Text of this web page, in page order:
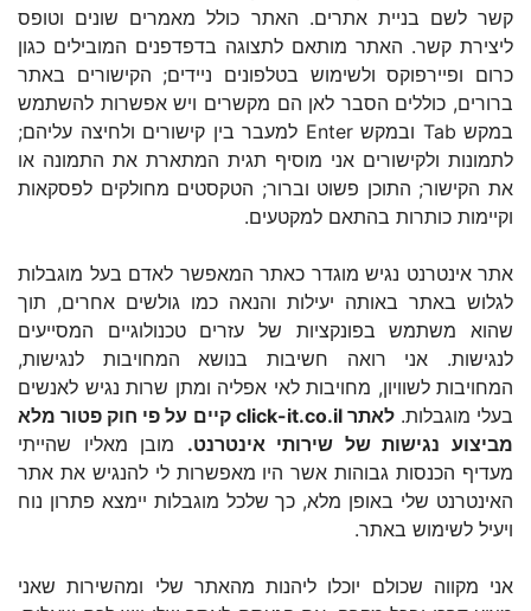
קשר לשם בניית אתרים. האתר כולל מאמרים שונים וטופס
ליצירת קשר. האתר מותאם לתצוגה בדפדפנים המובילים כגון
כרום ופיירפוקס ולשימוש בטלפונים ניידים; הקישורים באתר
ברורים, כוללים הסבר לאן הם מקשרים ויש אפשרות להשתמש
במקש Tab ובמקש Enter למעבר בין קישורים ולחיצה עליהם;
לתמונות ולקישורים אני מוסיף תגית המתארת את התמונה או
את הקישור; התוכן פשוט וברור; הטקסטים מחולקים לפסקאות
וקיימות כותרות בהתאם למקטעים.
אתר אינטרנט נגיש מוגדר כאתר המאפשר לאדם בעל מוגבלות
לגלוש באתר באותה יעילות והנאה כמו גולשים אחרים, תוך
שהוא משתמש בפונקציות של עזרים טכנולוגיים המסייעים
לנגישות. אני רואה חשיבות בנושא המחויבות לנגישות,
המחויבות לשוויון, מחויבות לאי אפליה ומתן שרות נגיש לאנשים
בעלי מוגבלות.
לאתר click-it.co.il קיים על פי חוק פטור מלא
מביצוע נגישות של שירותי אינטרנט. מובן מאליו שהייתי
מעדיף הכנסות גבוהות אשר היו מאפשרות לי להנגיש את אתר
האינטרנט שלי באופן מלא, כך שלכל מוגבלות יימצא פתרון נוח
ויעיל לשימוש באתר.
אני מקווה שכולם יוכלו ליהנות מהאתר שלי ומהשירות שאני